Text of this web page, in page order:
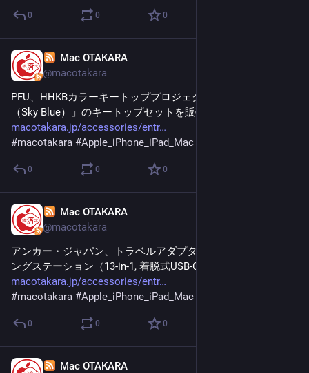
0 0 0
Mac OTAKARA
@macotakara
PFU、HHKBカラーキートッププロジェクトの第五弾「空
（Sky Blue）」のキートップセットを販売開始
macotakara.jp/accessories/entr
#macotakara #Apple_iPhone_iPad_Mac
0 0 0
Mac OTAKARA
@macotakara
アンカー・ジャパン、トラベルアダプタ「Anker Nano ドッキ
ングステーション（13-in-1, 着脱式USB-C ハブ）」を販売開始
macotakara.jp/accessories/entr
#macotakara #Apple_iPhone_iPad_Mac
0 0 0
Mac OTAKARA